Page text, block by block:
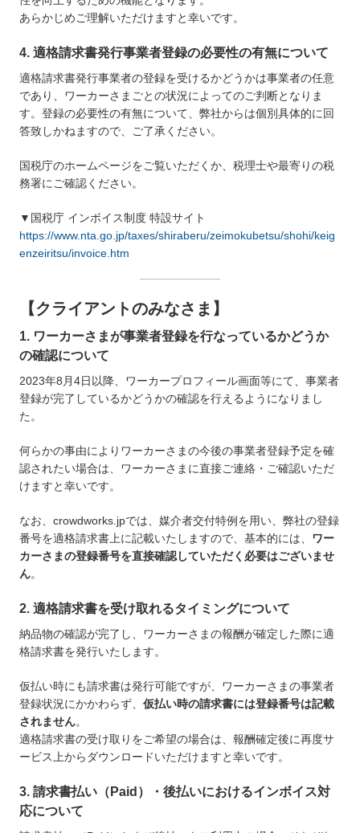
あらかじめご理解いただけますと幸いです。
4. 適格請求書発行事業者登録の必要性の有無について
適格請求書発行事業者の登録を受けるかどうかは事業者の任意
であり、ワーカーさまごとの状況によってのご判断となりま
す。登録の必要性の有無について、弊社からは個別具体的に回
答致しかねますので、ご了承ください。
国税庁のホームページをご覧いただくか、税理士や最寄りの税
務署にご確認ください。
▼国税庁 インボイス制度 特設サイト
https://www.nta.go.jp/taxes/shiraberu/zeimokubetsu/shohi/keig
enzeiritsu/invoice.htm
【クライアントのみなさま】
1. ワーカーさまが事業者登録を行なっているかどうか
の確認について
2023年8月4日以降、ワーカープロフィール画面等にて、事業者
登録が完了しているかどうかの確認を行えるようになりまし
た。
何らかの事由によりワーカーさまの今後の事業者登録予定を確
認されたい場合は、ワーカーさまに直接ご連絡・ご確認いただ
けますと幸いです。
なお、crowdworks.jpでは、媒介者交付特例を用い、弊社の登録
番号を適格請求書上に記載いたしますので、基本的には、
ワー
カーさまの登録番号を直接確認していただく必要はございませ
ん。
2. 適格請求書を受け取れるタイミングについて
納品物の確認が完了し、ワーカーさまの報酬が確定した際に適
格請求書を発行いたします。
仮払い時にも請求書は発行可能ですが、ワーカーさまの事業者
登録状況にかかわらず、 仮払い時の請求書には登録番号は記載
されません。
適格請求書の受け取りをご希望の場合は、報酬確定後に再度サ
ービス上からダウンロードいただけますと幸いです。
3. 請求書払い（Paid）・後払いにおけるインボイス対
応について